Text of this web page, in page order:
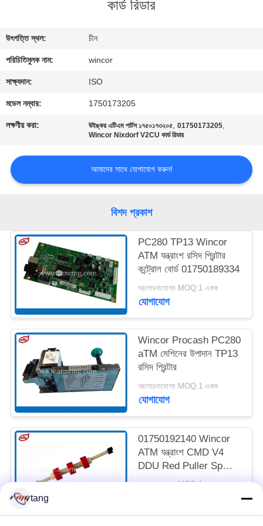
আমাদের
সাথে
যোগাযোগ
খবর
মামলা
অনুরোধ
করুন
ম্যাপ
গোপনীয়তা
নীতি
কার্ড রিডার
উৎপত্তি স্থল: চীন
পরিচিতিমুলক নাম: wincor
সাক্ষ্যদান: ISO
মডেল নম্বার: 1750173205
লক্ষণীয় করা: উইঙ্কর এটিএম পার্টস ১৭৫০১৭৩২০৫,01750173205,
Wincor Nixdorf V2CU কার্ড রিডার
আমাদের সাথে যোগাযোগ করুন!
বিশদ প্রকাশ
PC280 TP13 Wincor
ATM যন্ত্রাংশ রসিদ প্রিন্টার
কন্ট্রোল বোর্ড 01750189334
আলোচনাযোগ্য MOQ:1 একক
যোগাযোগ
Wincor Procash PC280
aTM মেশিনের উপাদান TP13
রসিদ প্রিন্টার
আলোচনাযোগ্য MOQ:1 একক
যোগাযোগ
01750192140 Wincor
ATM যন্ত্রাংশ CMD V4
DDU Red Puller Sp
শ্যাফট সহ
আলোচনাযোগ্য MOQ:1 একক
tang